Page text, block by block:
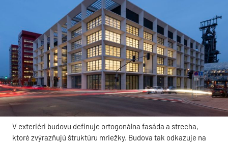
V exteriéri budovu definuje ortogonálna fasáda a strecha,
ktoré zvýrazňujú štruktúru mriežky. Budova tak odkazuje na